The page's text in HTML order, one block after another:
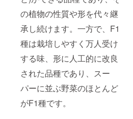
の植物の性質や形を代々継
承し続けます。一方で、F1
種は栽培しやすく万人受け
する味、形に人工的に改良
された品種であり、スー
パーに並ぶ野菜のほとんど
がF1種です。